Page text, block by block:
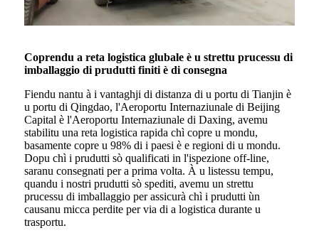
Coprendu a reta logistica glubale è u strettu prucessu di
imballaggio di prudutti finiti è di consegna
Fiendu nantu à i vantaghji di distanza di u portu di Tianjin è
u portu di Qingdao, l'Aeroportu Internaziunale di Beijing
Capital è l'Aeroportu Internaziunale di Daxing, avemu
stabilitu una reta logistica rapida chì copre u mondu,
basamente copre u 98% di i paesi è e regioni di u mondu.
Dopu chì i prudutti sò qualificati in l'ispezione off-line,
saranu consegnati per a prima volta. À u listessu tempu,
quandu i nostri prudutti sò spediti, avemu un strettu
prucessu di imballaggio per assicurà chì i prudutti ùn
causanu micca perdite per via di a logistica durante u
trasportu.